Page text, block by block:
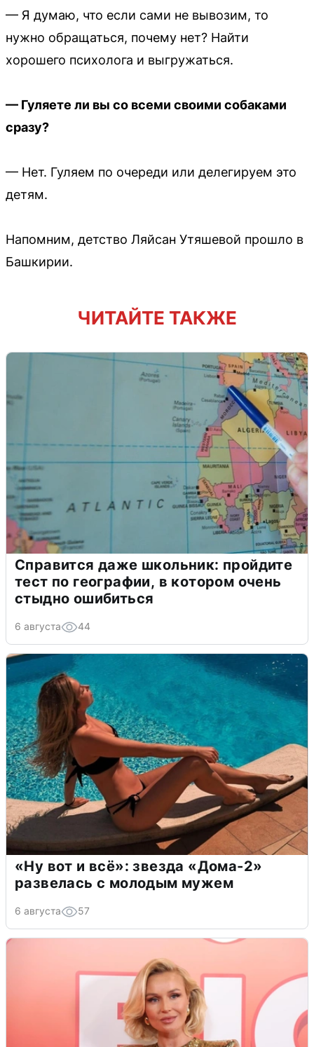
— Я думаю, что если сами не вывозим, то
нужно обращаться, почему нет? Найти
хорошего психолога и выгружаться.
— Гуляете ли вы со всеми своими собаками
сразу?
— Нет. Гуляем по очереди или делегируем это
детям.
Напомним, детство Ляйсан Утяшевой прошло в
Башкирии.
ЧИТАЙТЕ ТАКЖЕ
Справится даже школьник: пройдите
тест по географии, в котором очень
стыдно ошибиться
6 августа 44
«Ну вот и всё»: звезда «Дома-2»
развелась с молодым мужем
6 августа 57